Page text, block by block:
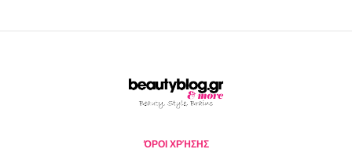
ΌΡΟΙ ΧΡΉΣΗΣ